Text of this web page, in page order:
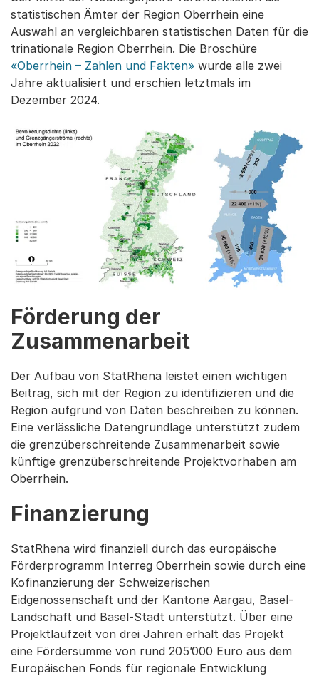
statistischen Ämter der Region Oberrhein eine
Auswahl an vergleichbaren statistischen Daten für die
trinationale Region Oberrhein. Die Broschüre
«Oberrhein – Zahlen und Fakten» wurde alle zwei
Jahre aktualisiert und erschien letztmals im
Dezember 2024.
Förderung der
Zusammenarbeit
Der Aufbau von StatRhena leistet einen wichtigen
Beitrag, sich mit der Region zu identifizieren und die
Region aufgrund von Daten beschreiben zu können.
Eine verlässliche Datengrundlage unterstützt zudem
die grenzüberschreitende Zusammenarbeit sowie
künftige grenzüberschreitende Projektvorhaben am
Oberrhein.
Finanzierung
StatRhena wird finanziell durch das europäische
Förderprogramm Interreg Oberrhein sowie durch eine
Kofinanzierung der Schweizerischen
Eidgenossenschaft und der Kantone Aargau, Basel-
Landschaft und Basel-Stadt unterstützt. Über eine
Projektlaufzeit von drei Jahren erhält das Projekt
eine Fördersumme von rund 205’000 Euro aus dem
Europäischen Fonds für regionale Entwicklung